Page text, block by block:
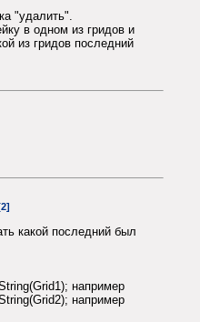
"удалить".
в одном из гридов и
из гридов последний
какой последний был
нaпример
нaпример